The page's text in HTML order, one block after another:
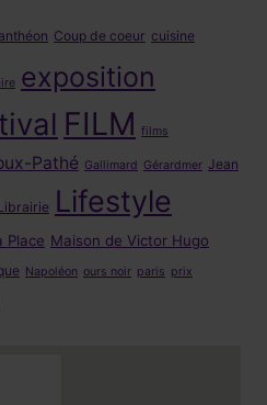
Coup de coeur cuisine
exposition
FILM films
Pathé Gallimard Gérardmer Jean
Lifestyle
Place Maison de Victor Hugo
Napoléon ours noir paris prix